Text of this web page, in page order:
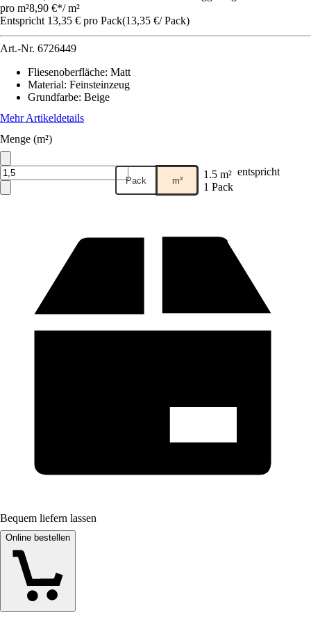
pro m²8,90 €*/ m²
Entspricht 13,35 € pro Pack(13,35 €/ Pack)
Art.-Nr. 6726449
Fliesenoberfläche: Matt
Material: Feinsteinzeug
Grundfarbe: Beige
Mehr Artikeldetails
Menge (m²)
Pack m² 1.5 m² entspricht
1 Pack
Bequem liefern lassen
Online bestellen